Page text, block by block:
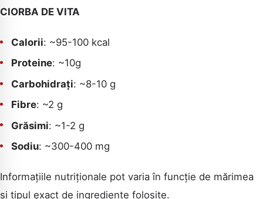
CIORBA DE VITA
Calorii: ~95-100 kcal
Proteine: ~10g
Carbohidrați: ~8-10 g
Fibre: ~2 g
Grăsimi: ~1-2 g
Sodiu: ~300-400 mg
Informațiile nutriționale pot varia în funcție de mărimea
și tipul exact de ingrediente folosite.